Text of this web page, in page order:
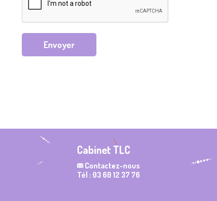
Envoyer
Cabinet TLC
Contactez-nous
Tél : 03 60 12 37 76